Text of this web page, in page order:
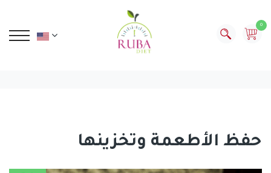
0
حفظ الأطعمة وتخزينها